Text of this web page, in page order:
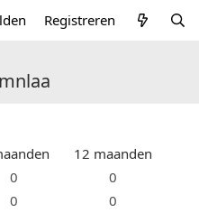
Registreren
12 maanden
0
0
0
0